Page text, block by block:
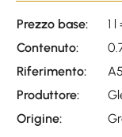
Prezzo base:
1 l
Contenuto:
Riferimento:
Produttore:
Origine: